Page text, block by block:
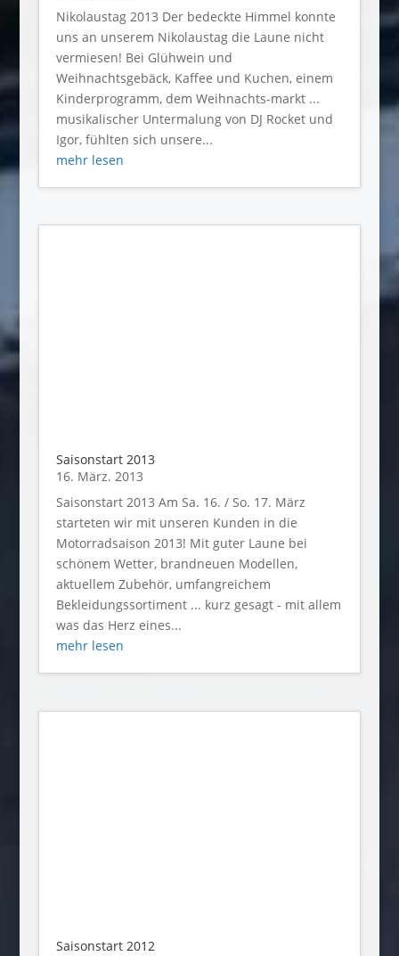
Nikolaustag 2013 Der bedeckte Himmel konnte
uns an unserem Nikolaustag die Laune nicht
vermiesen! Bei Glühwein und
Weihnachtsgebäck, Kaffee und Kuchen, einem
Kinderprogramm, dem Weihnachts-markt ...
musikalischer Untermalung von DJ Rocket und
Igor, fühlten sich unsere...
mehr lesen
Saisonstart 2013
16. März. 2013
Saisonstart 2013 Am Sa. 16. / So. 17. März
starteten wir mit unseren Kunden in die
Motorradsaison 2013! Mit guter Laune bei
schönem Wetter, brandneuen Modellen,
aktuellem Zubehör, umfangreichem
Bekleidungssortiment ... kurz gesagt - mit allem
was das Herz eines...
mehr lesen
Saisonstart 2012